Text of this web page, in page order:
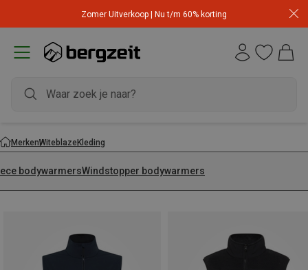
Zomer Uitverkoop | Nu t/m 60% korting
MerkenWiteblazeKleding
bodywarmersWindstopper bodywarmers